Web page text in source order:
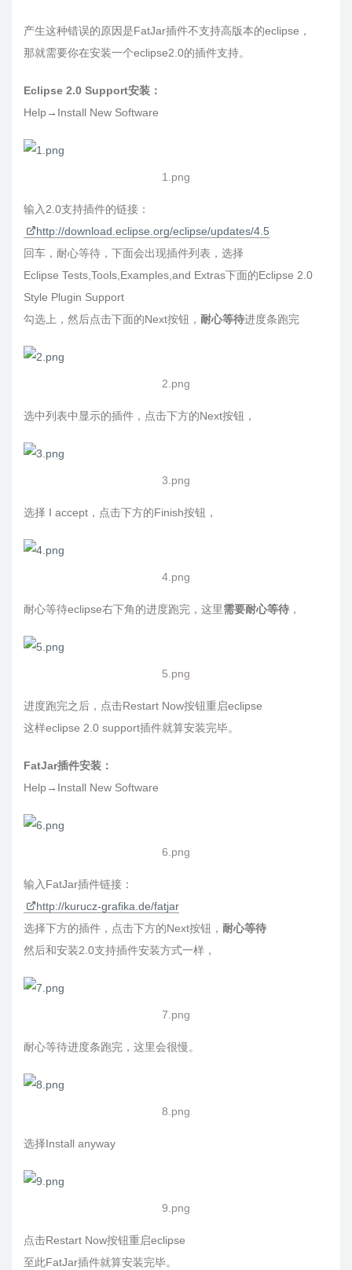
产生这种错误的原因是FatJar插件不支持高版本的eclipse，
那就需要你在安装一个eclipse2.0的插件支持。
Eclipse 2.0 Support安装：
Help→Install New Software
1.png
输入2.0支持插件的链接：
http://download.eclipse.org/eclipse/updates/4.5
回车，耐心等待，下面会出现插件列表，选择
Eclipse Tests,Tools,Examples,and Extras下面的Eclipse 2.0
Style Plugin Support
勾选上，然后点击下面的Next按钮， 耐心等待进度条跑完
2.png
选中列表中显示的插件，点击下方的Next按钮，
3.png
选择 I accept，点击下方的Finish按钮，
4.png
耐心等待eclipse右下角的进度跑完，这里需要耐心等待 ，
5.png
进度跑完之后，点击Restart Now按钮重启eclipse
这样eclipse 2.0 support插件就算安装完毕。
FatJar插件安装：
Help→Install New Software
6.png
输入FatJar插件链接：
http://kurucz-grafika.de/fatjar
选择下方的插件，点击下方的Next按钮， 耐心等待
然后和安装2.0支持插件安装方式一样，
7.png
耐心等待进度条跑完，这里会很慢。
8.png
选择Install anyway
9.png
点击Restart Now按钮重启eclipse
至此FatJar插件就算安装完毕。